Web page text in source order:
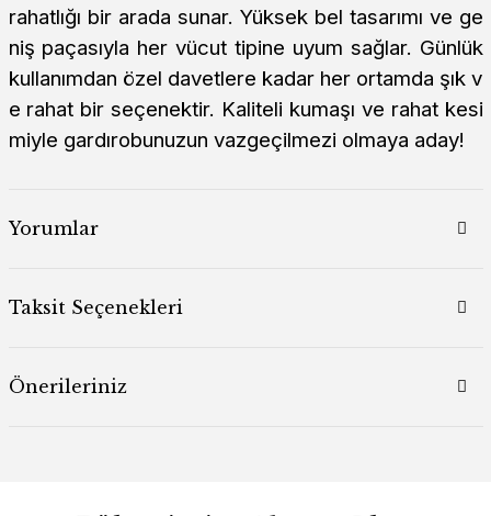
rahatlığı bir arada sunar. Yüksek bel tasarımı ve ge
niş paçasıyla her vücut tipine uyum sağlar. Günlük
kullanımdan özel davetlere kadar her ortamda şık v
e rahat bir seçenektir. Kaliteli kumaşı ve rahat kesi
miyle gardırobunuzun vazgeçilmezi olmaya aday!
Yorumlar
Taksit Seçenekleri
Önerileriniz